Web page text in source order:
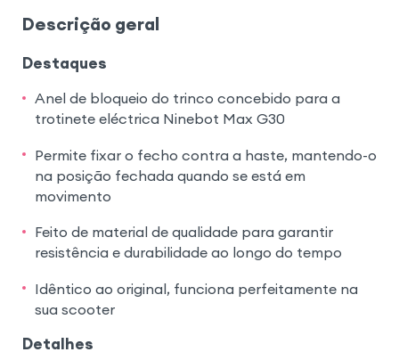
Descrição geral
Destaques
Anel de bloqueio do trinco concebido para a
trotinete eléctrica Ninebot Max G30
Permite fixar o fecho contra a haste, mantendo-o
na posição fechada quando se está em
movimento
Feito de material de qualidade para garantir
resistência e durabilidade ao longo do tempo
Idêntico ao original, funciona perfeitamente na
sua scooter
Detalhes